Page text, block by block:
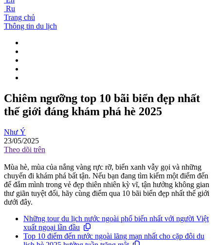
Ru
Trang chủ
Thông tin du lịch
Chiêm ngưỡng top 10 bãi biển đẹp nhất
thế giới đáng khám phá hè 2025
Như Ý
23/05/2025
Theo dõi trên
Mùa hè, mùa của nắng vàng rực rỡ, biển xanh vẫy gọi và những
chuyến đi khám phá bất tận. Nếu bạn đang tìm kiếm một điểm đến
để đắm mình trong vẻ đẹp thiên nhiên kỳ vĩ, tận hưởng không gian
thư giãn tuyệt đối, hãy cùng điểm qua 10 bãi biển đẹp nhất thế giới
dưới đây.
Những tour du lịch nước ngoài phổ biến nhất với người Việt
xuất ngoại lần đầu
Top 10 điểm đến nước ngoài lãng mạn nhất cho cặp đôi du